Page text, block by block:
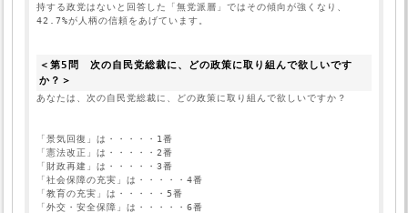
持する政党はないと回答した「無党派層」ではその傾向が強くなり、
42.7%が人柄の信頼をあげています。
＜第5問　次の自民党総裁に、どの政策に取り組んで欲しいです
か？＞
「景気回復」は・・・・・1番
「憲法改正」は・・・・・2番
「財政再建」は・・・・・3番
「社会保障の充実」は・・・・・4番
「教育の充実」は・・・・・5番
「外交・安全保障」は・・・・・6番